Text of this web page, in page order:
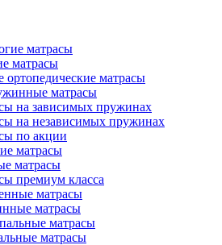
матрасы
матрасы
ортопедические матрасы
матрасы
на зависимых пружинах
на независимых пружинах
по акции
матрасы
матрасы
премиум класса
матрасы
матрасы
матрасы
матрасы